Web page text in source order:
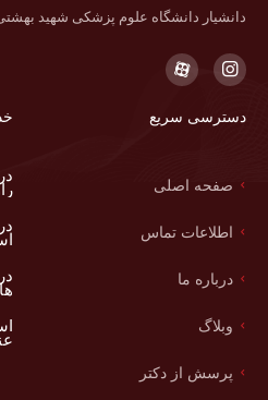
دانشیار دانشگاه علوم پزشکی شهید
دسترسی سریع
صفحه اصلی
اطلاعات تماس
درباره ما
وبلاگ
پرسش از دکتر